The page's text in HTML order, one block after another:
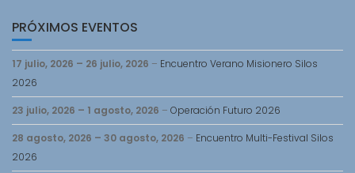
PRÓXIMOS EVENTOS
17 julio, 2026 – 26 julio, 2026 – Encuentro Verano Misionero Silos
2026
23 julio, 2026 – 1 agosto, 2026 – Operación Futuro 2026
28 agosto, 2026 – 30 agosto, 2026 – Encuentro Multi-Festival Silos
2026